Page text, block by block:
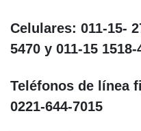
Celulares: 011-15-
5470 y 011-15 1518-
Teléfonos de línea
0221-644-7015